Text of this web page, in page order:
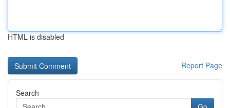
HTML is disabled
Report Page
Search